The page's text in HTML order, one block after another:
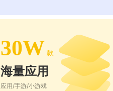
30W 款
海量应用
应用/手游/小游戏